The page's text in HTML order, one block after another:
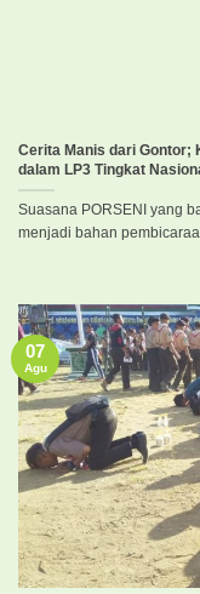
Cerita Manis dari Gontor;
dalam LP3 Tingkat
Suasana PORSENI yang
menjadi bahan
07
Agu